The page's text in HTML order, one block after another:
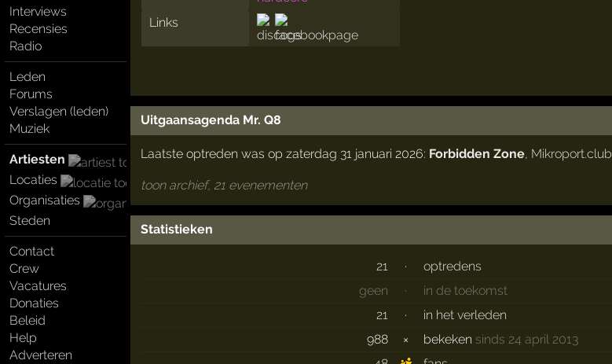
Interviews
Recensies
Radio
Leden
Forums
Verslagen (leden)
Muziek
Artiesten
Locaties
Organisaties
Steden
Contact
Crew
Vacatures
Donaties
Beleid
Help
Adverteren
Links
Uitgaansagenda Mr. Q8
Laatste optreden was op zaterdag 31 januari 2026: Forbidden Zone, Mikroport.club
toon archief, 21 evenementen
Statistieken
21 ·
optredens
geen
·
in de toekomst
21
·
in het verleden
988
× bekeken sinds 24 april 2013